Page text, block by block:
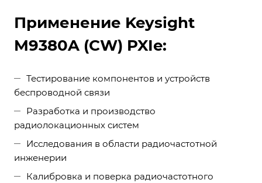
Применение Keysight
M9380A (CW) PXIe:
Тестирование компонентов и устройств
беспроводной связи
Разработка и производство
радиолокационных систем
Исследования в области радиочастотной
инженерии
Калибровка и поверка радиочастотного